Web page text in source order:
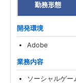
勤務形態
開発環境
Adobe
業務内容
ソーシャルゲ